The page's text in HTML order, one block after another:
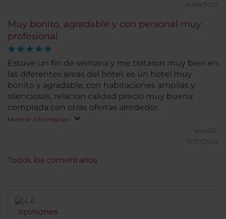
14/08/2025
Muy bonito, agradable y con personal muy
profesional
Estuve un fin de semana y me trataron muy bien en
las diferentes areas del hotel, es un hotel muy
bonito y agradable, con habitaciones amplias y
silenciosas, relacion calidad precio muy buena
comprada con otras ofertas alrededor.
Mostrar información
ackei30.
15/07/2024
opiniones
Todos los comentarios